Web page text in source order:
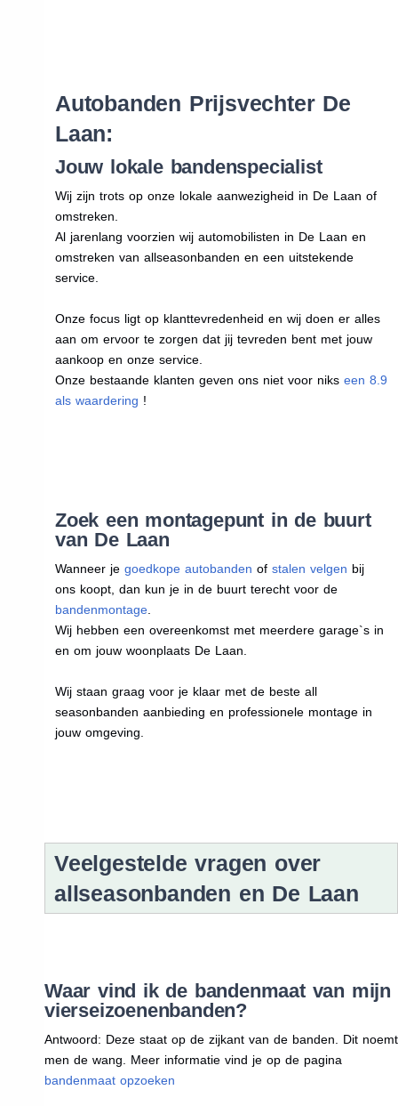
Autobanden Prijsvechter De
Laan:
Jouw lokale bandenspecialist
Wij zijn trots op onze lokale aanwezigheid in De Laan of
omstreken.
Al jarenlang voorzien wij automobilisten in De Laan en
omstreken van allseasonbanden en een uitstekende
service.
Onze focus ligt op klanttevredenheid en wij doen er alles
aan om ervoor te zorgen dat jij tevreden bent met jouw
aankoop en onze service.
Onze bestaande klanten geven ons niet voor niks een 8.9
als waardering !
Zoek een montagepunt in de buurt
van De Laan
Wanneer je goedkope autobanden of stalen velgen bij
ons koopt, dan kun je in de buurt terecht voor de
bandenmontage.
Wij hebben een overeenkomst met meerdere garage`s in
en om jouw woonplaats De Laan.
Wij staan graag voor je klaar met de beste all
seasonbanden aanbieding en professionele montage in
jouw omgeving.
Veelgestelde vragen over
allseasonbanden en De Laan
Waar vind ik de bandenmaat van mijn
vierseizoenenbanden?
Antwoord: Deze staat op de zijkant van de banden. Dit noemt
men de wang. Meer informatie vind je op de pagina
bandenmaat opzoeken